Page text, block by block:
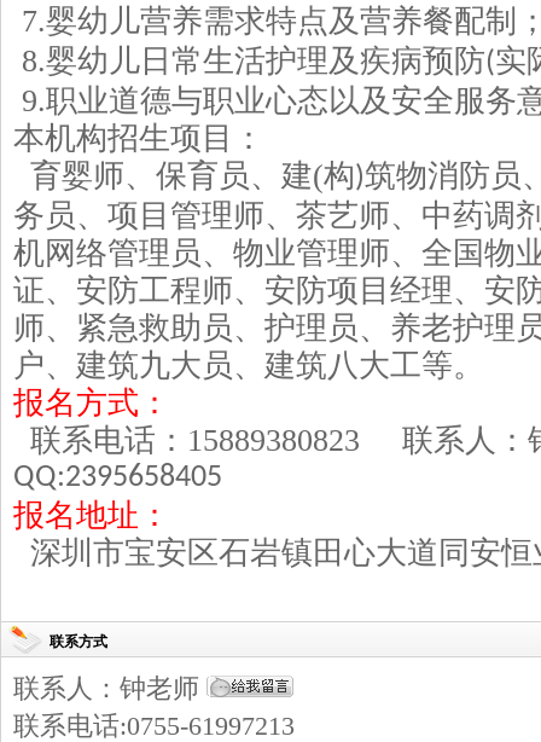
7.婴幼儿营养需求特点及营养餐配制
8.婴幼儿日常生活护理及疾病预防(实
9.职业道德与职业心态以及安全服务
本机构招生项目：
育婴师、保育员、建(构)筑物消防员
务员、项目管理师、茶艺师、中药调
机网络管理员、物业管理师、全国物
证、安防工程师、安防项目经理、安
师、紧急救助员、护理员、养老护理
户、建筑九大员、建筑八大工等。
报名方式：
联系电话： 15889380823 联系人
QQ:2395658405
报名地址：
深圳市宝安区石岩镇田心大道同安
联系方式
联系人：钟老师
联系电话:0755-61997213